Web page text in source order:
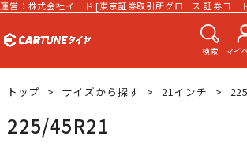
運営：株式会社イード [東京証券取引所グロース 証券コー
検索 マイ
トップ サイズから探す 21インチ
225/45R21